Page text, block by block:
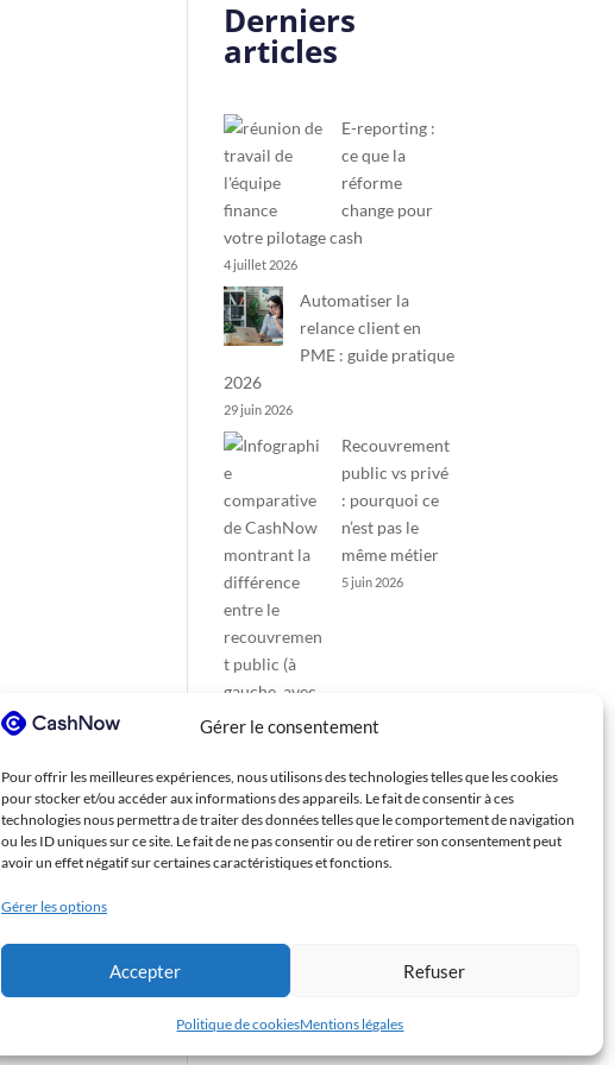
Gérer le consentement
Pour offrir les meilleures expériences, nous utilisons des technologies telles que les cookies
pour stocker et/ou accéder aux informations des appareils. Le fait de consentir à ces
technologies nous permettra de traiter des données telles que le comportement de navigation
ou les ID uniques sur ce site. Le fait de ne pas consentir ou de retirer son consentement peut
avoir un effet négatif sur certaines caractéristiques et fonctions.
Gérer les options
Accepter Refuser
Politique de cookiesMentions légales
Derniers
articles
E-reporting :
ce que la
réforme
change pour
votre pilotage cash
4 juillet 2026
Automatiser la
relance client en
PME : guide pratique
2026
29 juin 2026
Recouvrement
public vs privé
: pourquoi ce
n’est pas le
même métier
5 juin 2026